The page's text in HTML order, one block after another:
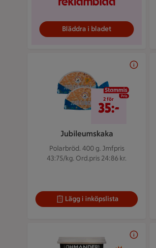
Bläddra i bladet
Jubileumskaka
Polarbröd. 400 g. Jmfpris
43:75/kg. Ord.pris 24:86 kr.
2 för 35 kr
2 för
35:-
Lägg i inköpslista